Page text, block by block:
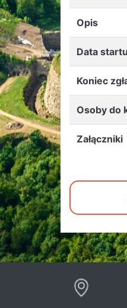
Opis
Data startu
Koniec
Osoby do
Załączniki